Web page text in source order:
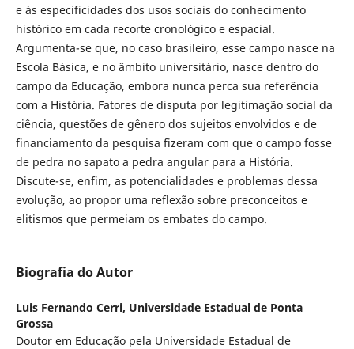
e às especificidades dos usos sociais do conhecimento
histórico em cada recorte cronológico e espacial.
Argumenta-se que, no caso brasileiro, esse campo nasce na
Escola Básica, e no âmbito universitário, nasce dentro do
campo da Educação, embora nunca perca sua referência
com a História. Fatores de disputa por legitimação social da
ciência, questões de gênero dos sujeitos envolvidos e de
financiamento da pesquisa fizeram com que o campo fosse
de pedra no sapato a pedra angular para a História.
Discute-se, enfim, as potencialidades e problemas dessa
evolução, ao propor uma reflexão sobre preconceitos e
elitismos que permeiam os embates do campo.
Biografia do Autor
Luis Fernando Cerri, Universidade Estadual de Ponta
Grossa
Doutor em Educação pela Universidade Estadual de